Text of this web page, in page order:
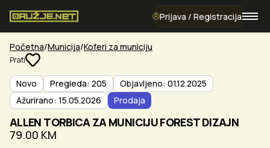
Prijava / Registracija
Početna Municija Koferi za municiju
Prati
Novo Pregleda: 205
Objavljeno: 01.12.2025
Ažurirano: 15.05.2026
Prodaja
ALLEN TORBICA ZA MUNICIJU FOREST DIZAJN
79.00 KM